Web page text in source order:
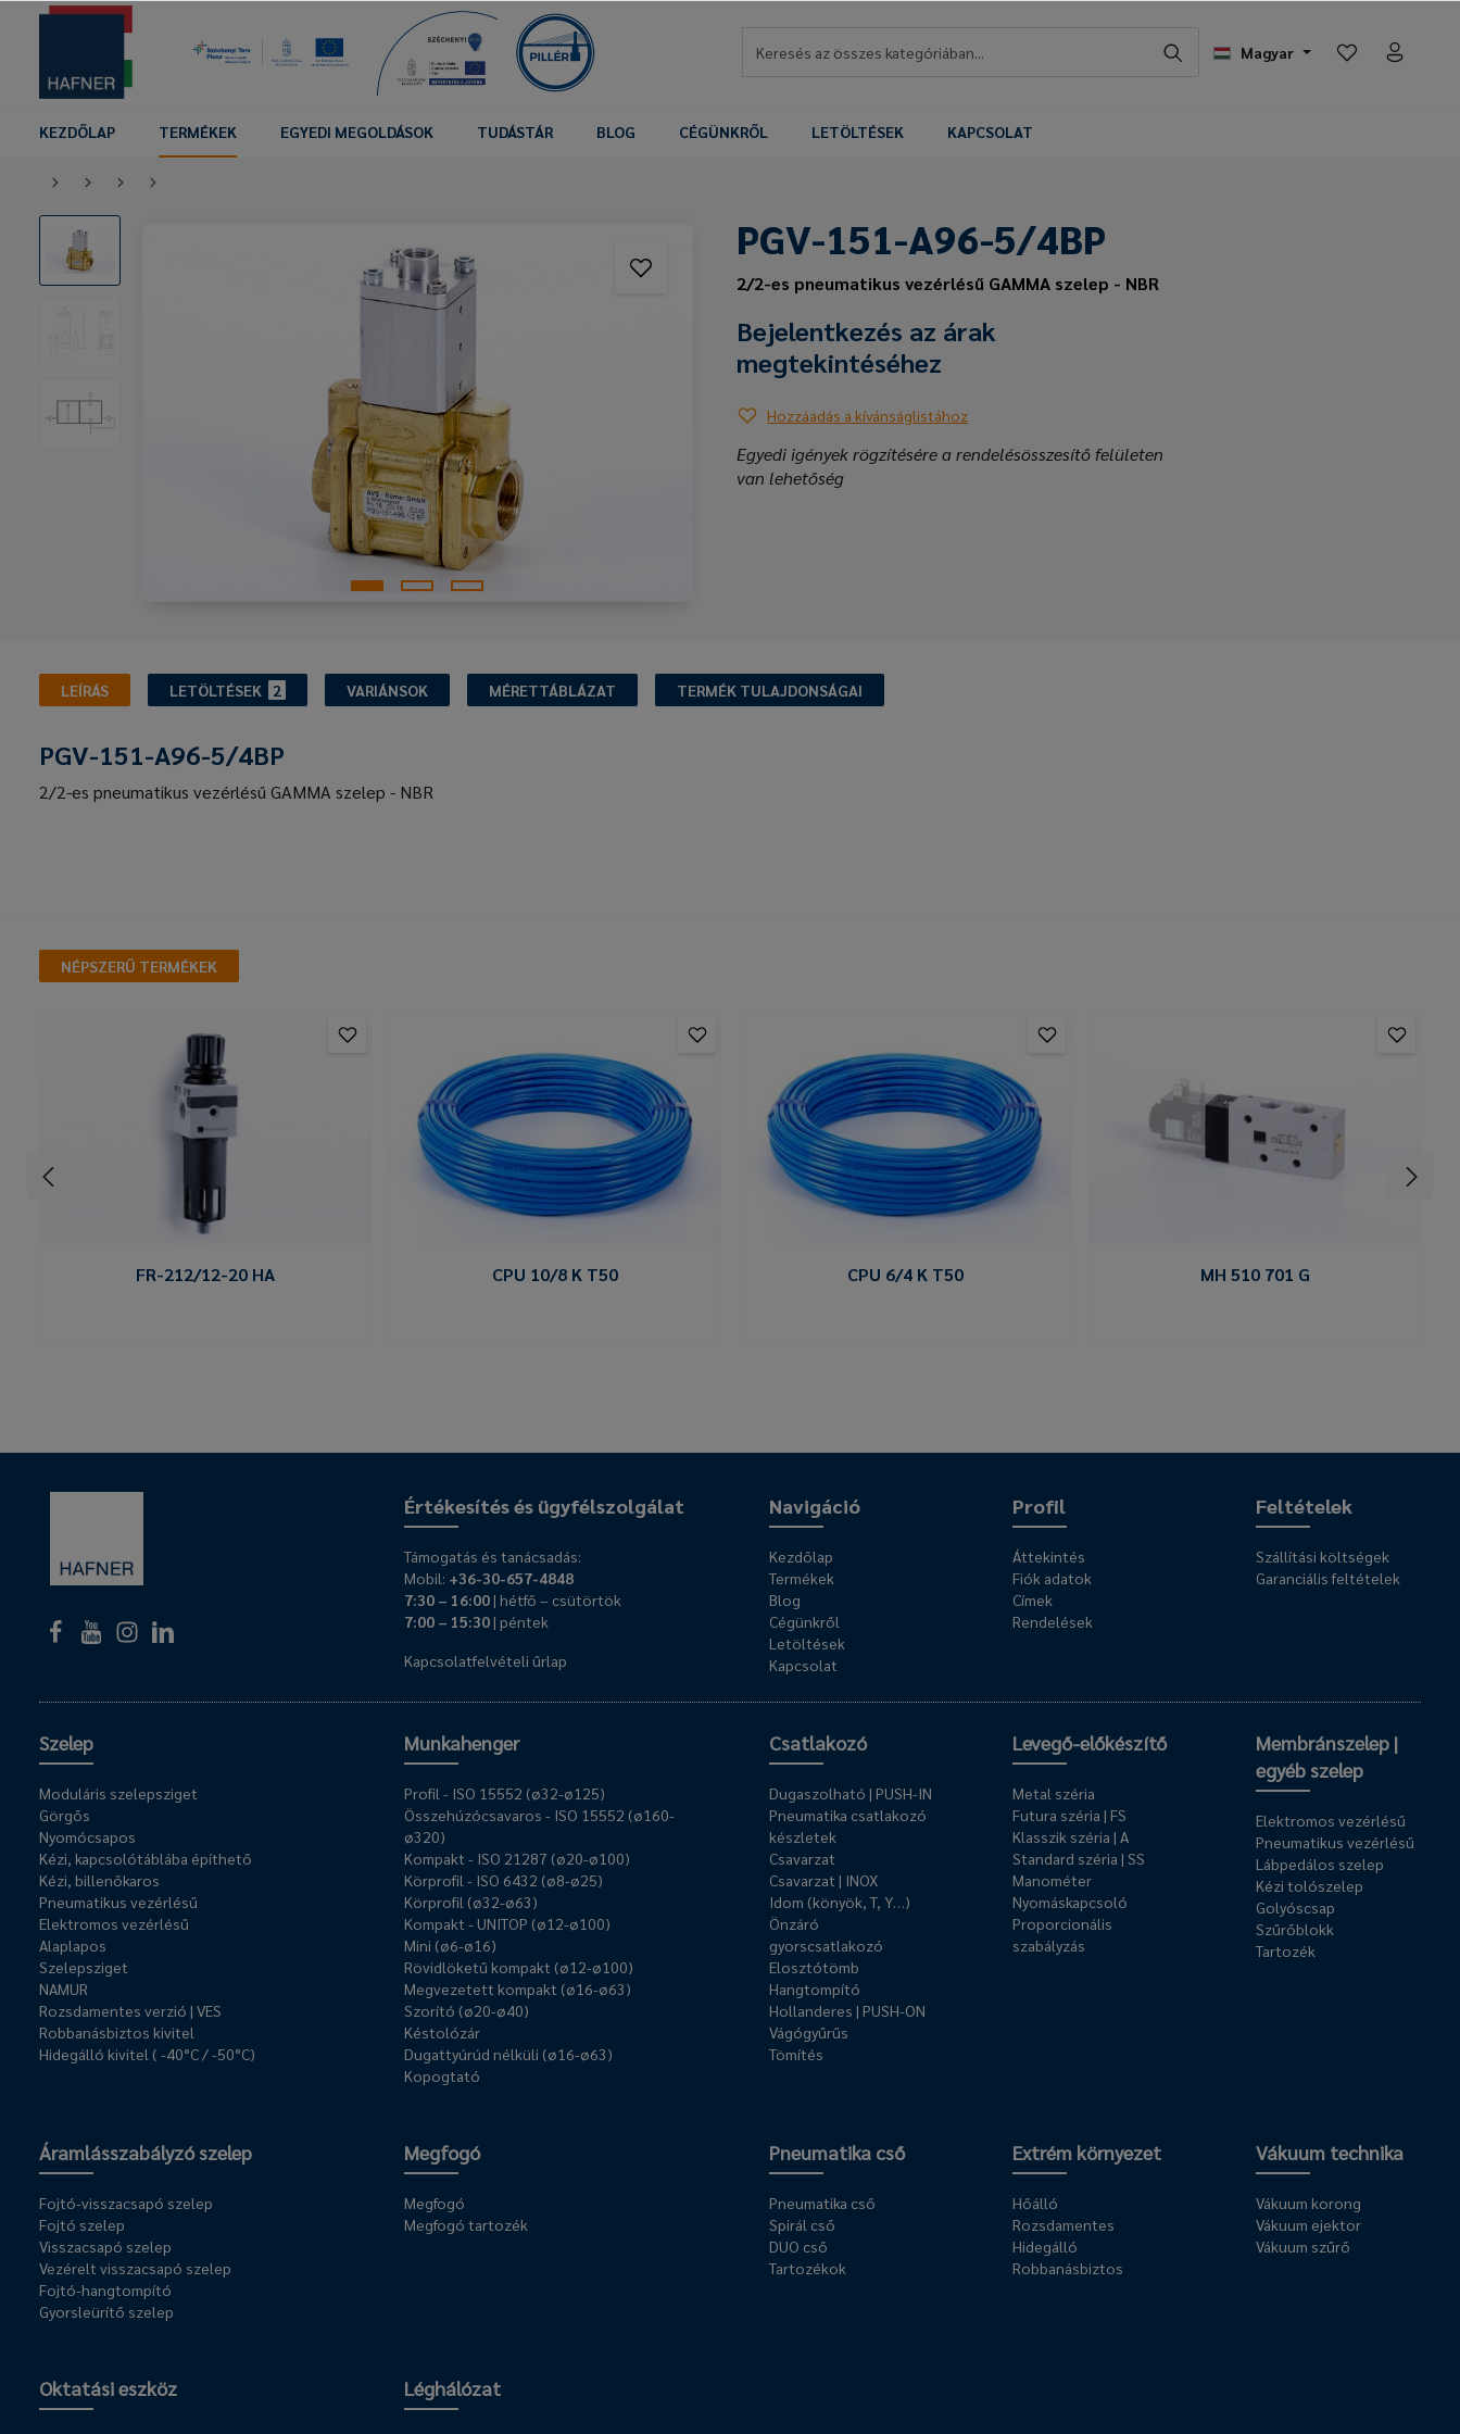
Magyar
KEZDŐLAP TERMÉKEK EGYEDI MEGOLDÁSOK TUDÁSTÁR BLOG CÉGÜNKRŐL LETÖLTÉSEK KAPCSOLAT
PGV-151-A96-5/4BP
2/2-es pneumatikus vezérlésű GAMMA szelep - NBR
Bejelentkezés az árak
megtekintéséhez
Hozzáadás a kívánságlistához
Egyedi igények rögzítésére a rendelésösszesítő felületen
van lehetőség
LEÍRÁS LETÖLTÉSEK 2 VARIÁNSOK MÉRETTÁBLÁZAT TERMÉK TULAJDONSÁGAI
PGV-151-A96-5/4BP
2/2-es pneumatikus vezérlésű GAMMA szelep - NBR
NÉPSZERŰ TERMÉKEK
FR-212/12-20 HA CPU 10/8 K T50 CPU 6/4 K T50 MH 510 701 G
Navigáció
Kezdőlap
Termékek
Blog
Cégünkről
Letöltések
Kapcsolat
Profil
Áttekintés
Fiók adatok
Címek
Rendelések
Feltételek
Szállítási költségek
Garanciális feltételek
Értékesítés és ügyfélszolgálat
Támogatás és tanácsadás:
Mobil: +36-30-657-4848
7:30 – 16:00| hétfő – csütörtök
7:00 – 15:30| péntek
Kapcsolatfelvételi űrlap
Szelep
Moduláris szelepsziget
Görgős
Nyomócsapos
Kézi, kapcsolótáblába építhető
Kézi, billenőkaros
Pneumatikus vezérlésű
Elektromos vezérlésű
Alaplapos
Szelepsziget
NAMUR
Rozsdamentes verzió | VES
Robbanásbiztos kivitel
Hidegálló kivitel ( -40°C / -50°C)
Munkahenger
Profil - ISO 15552 (ø32-ø125)
Összehúzócsavaros - ISO 15552 (ø160-
ø320)
Kompakt - ISO 21287 (ø20-ø100)
Körprofil - ISO 6432 (ø8-ø25)
Körprofil (ø32-ø63)
Kompakt - UNITOP (ø12-ø100)
Mini (ø6-ø16)
Rövidlöketű kompakt (ø12-ø100)
Megvezetett kompakt (ø16-ø63)
Szorító (ø20-ø40)
Késtolózár
Dugattyúrúd nélküli (ø16-ø63)
Kopogtató
Csatlakozó
Dugaszolható | PUSH-IN
Pneumatika csatlakozó
készletek
Csavarzat
Csavarzat | INOX
Idom (könyök, T, Y…)
Önzáró
gyorscsatlakozó
Elosztótömb
Hangtompító
Hollanderes | PUSH-ON
Vágógyűrűs
Tömítés
Levegő-előkészítő
Metal széria
Futura széria | FS
Klasszik széria | A
Standard széria | SS
Manométer
Nyomáskapcsoló
Proporcionális
szabályzás
Membránszelep |
egyéb szelep
Elektromos vezérlésű
Pneumatikus vezérlésű
Lábpedálos szelep
Kézi tolószelep
Golyóscsap
Szűrőblokk
Tartozék
Áramlásszabályzó szelep
Fojtó-visszacsapó szelep
Fojtó szelep
Visszacsapó szelep
Vezérelt visszacsapó szelep
Fojtó-hangtompító
Gyorsleürítő szelep
Megfogó
Megfogó
Megfogó tartozék
Pneumatika cső
Pneumatika cső
Spirál cső
DUO cső
Tartozékok
Extrém környezet
Hőálló
Rozsdamentes
Hidegálló
Robbanásbiztos
Vákuum technika
Vákuum korong
Vákuum ejektor
Vákuum szűrő
Oktatási eszköz Léghálózat